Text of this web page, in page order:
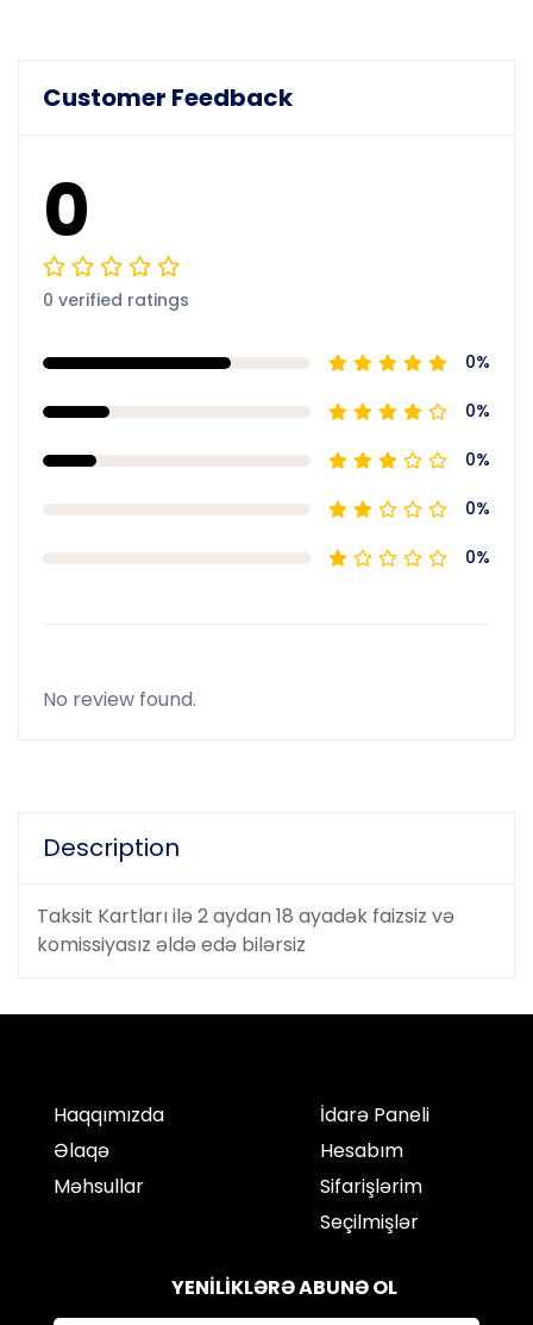
Customer Feedback
0
0 verified ratings
0%
0%
0%
0%
0%
No review found.
Description
Taksit Kartları ilə 2 aydan 18 ayadək faizsiz və
komissiyasız əldə edə bilərsiz
Haqqımızda
Əlaqə
Məhsullar
İdarə Paneli
Hesabım
Sifarişlərim
Seçilmişlər
YENİLİKLƏRƏ ABUNƏ OL